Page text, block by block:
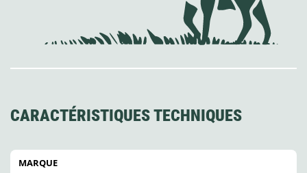
CARACTÉRISTIQUES TECHNIQUES
MARQUE